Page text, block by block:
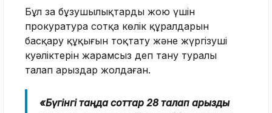
Бұл заң бұзушылықтарды жою үшін
прокуратура сотқа көлік құралдарын
басқару құқығын тоқтату және жүргізуші
куәліктерін жарамсыз деп тану туралы
талап арыздар жолдаған.
«Бүгінгі таңда соттар 28 талап арызды